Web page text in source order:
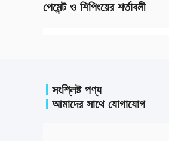
পেমেন্ট ও শিপিংয়ের শর্তাবলী
সংশ্লিষ্ট পণ্য
আমাদের সাথে যোগাযোগ